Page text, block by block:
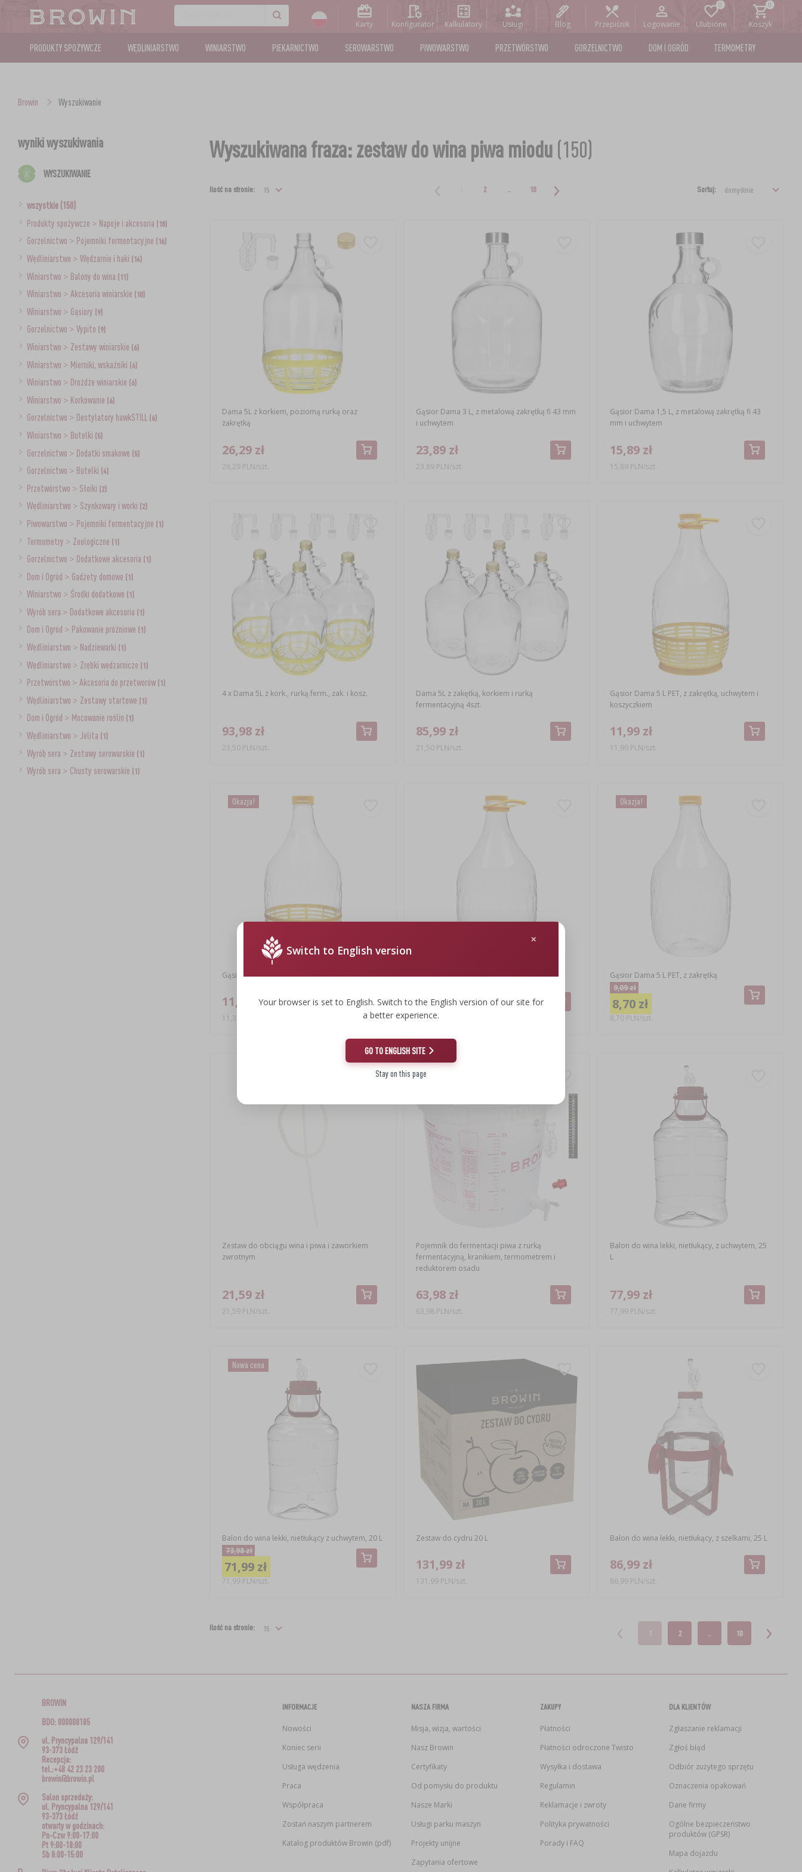
Karty Konfigurator Kalkulatory Usługi Blog Przepiśnik Logowanie Ulubione Koszyk
PRODUKTY SPOŻYWCZE WĘDLINIARSTWO WINIARSTWO PIEKARNICTWO SEROWARSTWO PIWOWARSTWO PRZETWÓRSTWO GORZELNICTWO DOM I OGRÓD TERMOMETRY
Browin Wyszukiwanie
wyniki wyszukiwania
WYSZUKIWANIE
wszystkie (150)
Produkty spożywcze > Napoje i akcesoria (18)
Gorzelnictwo > Pojemniki fermentacyjne (16)
Wędliniarstwo > Wędzarnie i haki (14)
Winiarstwo > Balony do wina (11)
Winiarstwo > Akcesoria winiarskie (10)
Winiarstwo > Gąsiory (9)
Gorzelnictwo > Vypito (9)
Winiarstwo > Zestawy winiarskie (6)
Winiarstwo > Mierniki, wskaźniki (6)
Winiarstwo > Drożdże winiarskie (6)
Winiarstwo > Korkowanie (6)
Gorzelnictwo > Destylatory hawkSTILL (6)
Winiarstwo > Butelki (5)
Gorzelnictwo > Dodatki smakowe (5)
Gorzelnictwo > Butelki (4)
Przetwórstwo > Słoiki (2)
Wędliniarstwo > Szynkowary i worki (2)
Piwowarstwo > Pojemniki fermentacyjne (1)
Termometry > Zoologiczne (1)
Gorzelnictwo > Dodatkowe akcesoria (1)
Dom i Ogród > Gadżety domowe (1)
Winiarstwo > Środki dodatkowe (1)
Wyrób sera > Dodatkowe akcesoria (1)
Dom i Ogród > Pakowanie próżniowe (1)
Wędliniarstwo > Nadziewarki (1)
Wędliniarstwo > Zrębki wędzarnicze (1)
Przetwórstwo > Akcesoria do przetworów (1)
Wędliniarstwo > Zestawy startowe (1)
Dom i Ogród > Mocowanie roślin (1)
Wędliniarstwo > Jelita (1)
Wyrób sera > Zestawy serowarskie (1)
Wyrób sera > Chusty serowarskie (1)
Wyszukiwana fraza: zestaw do wina piwa miodu(150)
Ilość na stronie: 2 .. 10 Sortuj:
Dama 5L z korkiem, poziomą rurką oraz
zakrętką
26,29 zł
26,29 PLN/szt.
Gąsior Dama 3 L, z metalową zakrętką fi 43 mm
i uchwytem
23,89 zł
23,89 PLN/szt.
Gąsior Dama 1,5 L, z metalową zakrętką fi 43
mm i uchwytem
15,89 zł
15,89 PLN/szt.
4 x Dama 5L z kork., rurką ferm., zak. i kosz.
93,98 zł
23,50 PLN/szt.
Dama 5L z zakętką, korkiem i rurką
fermentacyjną 4szt.
85,99 zł
21,50 PLN/szt.
Gąsior Dama 5 L PET, z zakrętką, uchwytem i
koszyczkiem
11,99 zł
11,99 PLN/szt.
Okazja!
Gąsior Dama 5 L PET, z zakrętką i koszyczkiem
11,39 zł
11,39 PLN/szt.
Gąsior Dama 5 L PET, z zakrętką i uchwytem
9,69 zł
9,69 PLN/szt.
Okazja!
Gąsior Dama 5 L PET, z zakrętką
9,09 zł
8,70 zł
8,70 PLN/szt.
Zestaw do obciągu wina i piwa i zaworkiem
zwrotnym
21,59 zł
21,59 PLN/szt.
Okazja!
Pojemnik do fermentacji piwa z rurką
fermentacyjną, kranikiem, termometrem i
reduktorem osadu
63,98 zł
63,98 PLN/szt.
Balon do wina lekki, nietłukący, z uchwytem, 25
L
77,99 zł
77,99 PLN/szt.
Nowa cena
Balon do wina lekki, nietłukący z uchwytem, 20 L
73,98 zł
71,99 zł
71,99 PLN/szt.
Zestaw do cydru 20 L
131,99 zł
131,99 PLN/szt.
Balon do wina lekki, nietłukący, z szelkami, 25 L
86,99 zł
86,99 PLN/szt.
Ilość na stronie:
1 2 .. 10
Switch to English version
Your browser is set to English. Switch to the English version of our site for
a better experience.
GO TO ENGLISH SITE
Stay on this page
BROWIN
BDO: 000008185
ul. Pryncypalna 129/141
93-373 Łódź
Recepcja:
tel.:+48 42 23 23 200
browin@browin.pl
Salon sprzedaży:
ul. Pryncypalna 129/141
93-373 Łódź
otwarty w godzinach:
Pn-Czw 9:00-17:00
Pt 9:00-18:00
Sb 8:00-15:00
INFORMACJE
Nowości
Koniec serii
Usługa wędzenia
Praca
Współpraca
Zostań naszym partnerem
Katalog produktów Browin (pdf)
NASZA FIRMA
Misja, wizja, wartości
Nasz Browin
Certyfikaty
Od pomysłu do produktu
Nasze Marki
Usługi parku maszyn
Projekty unijne
Zapytania ofertowe
ZAKUPY
Płatności
Płatności odroczone Twisto
Wysyłka i dostawa
Regulamin
Reklamacje i zwroty
Polityka prywatności
Porady i FAQ
DLA KLIENTÓW
Zgłaszanie reklamacji
Zgłoś błąd
Odbiór zużytego sprzętu
Oznaczenia opakowań
Dane firmy
Ogólne bezpieczeństwo
produktów (GPSR)
Mapa dojazdu